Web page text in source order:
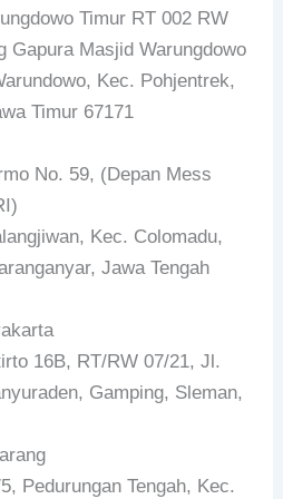
Timur RT 002 RW
Gapura Masjid Warungdowo
Kec. Pohjentrek,
Timur 67171
No. 59, (Depan Mess
Kec. Colomadu,
Jawa Tengah
16B, RT/RW 07/21, Jl.
Gamping, Sleman,
Pedurungan Tengah, Kec.